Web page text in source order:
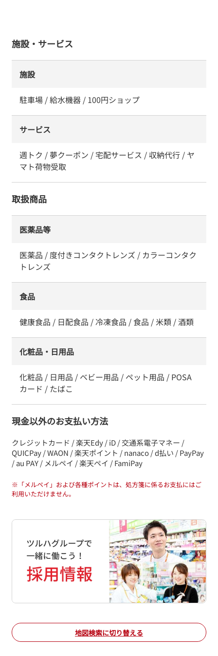
施設・サービス
施設
駐車場 / 給水機器 / 100円ショップ
サービス
週トク / 夢クーポン / 宅配サービス / 収納代行 / ヤ
マト荷物受取
取扱商品
医薬品等
医薬品 / 度付きコンタクトレンズ / カラーコンタク
トレンズ
食品
健康食品 / 日配食品 / 冷凍食品 / 食品 / 米類 / 酒類
化粧品・日用品
化粧品 / 日用品 / ベビー用品 / ペット用品 / POSA
カード / たばこ
現金以外のお支払い方法
クレジットカード / 楽天Edy / iD / 交通系電子マネー /
QUICPay / WAON / 楽天ポイント / nanaco / d払い / PayPay
/ au PAY / メルペイ / 楽天ペイ / FamiPay
※ 「メルペイ」および各種ポイントは、処方箋に係るお支払にはご
利用いただけません。
地図検索に切り替える